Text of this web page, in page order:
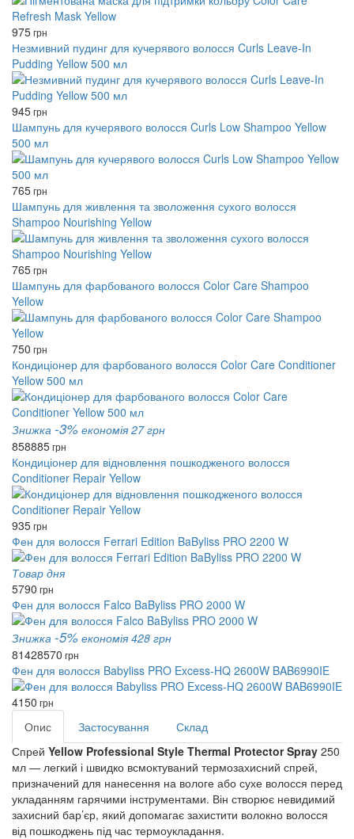
975грн
Незмивний пудинг для кучерявого волосся Curls Leave-In
Pudding Yellow 500 мл
945грн
Шампунь для кучерявого волосся Curls Low Shampoo Yellow
500 мл
765грн
Шампунь для живлення та зволоження сухого волосся
Shampoo Nourishing Yellow
765грн
Шампунь для фарбованого волосся Color Care Shampoo
Yellow
750 грн
Кондиціонер для фарбованого волосся Color Care Conditioner
Yellow 500 мл
Знижка -3% економія 27 грн
858885грн
Кондиціонер для відновлення пошкодженого волосся
Conditioner Repair Yellow
935грн
Фен для волосся Ferrari Edition BaByliss PRO 2200 W
Товар дня
5790 грн
Фен для волосся Falco BaByliss PRO 2000 W
Знижка -5% економія 428 грн
81428570 грн
Фен для волосся Babyliss PRO Excess-HQ 2600W BAB6990IE
4150 грн
Опис Застосування
Склад
Спрей Yellow Professional Style Thermal Protector Spray 250
мл — легкий і швидко всмоктуваний термозахисний спрей,
призначений для нанесення на вологе або сухе волосся перед
укладанням гарячими інструментами. Він створює невидимий
захисний бар’єр, який допомагає захистити волокно волосся
від пошкоджень під час термоукладання.